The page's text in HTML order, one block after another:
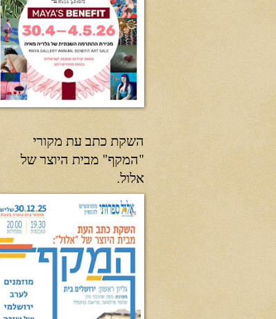
השקת כתב עת מקורי
"המקף" מבית היוצר של
אלול.